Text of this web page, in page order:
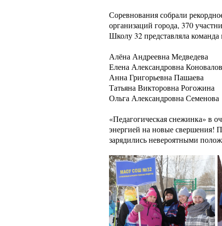
Соревнования собрали
организаций города, 370
Школу 32 представляла команда
Алёна Андреевна Медведева
Елена Александровна
Анна Григорьевна Пашаева
Татьяна Викторовна Рогожина
Ольга Александровна Семенова
«Педагогическая снежинка» в
энергией на новые свершения!
зарядились невероятными